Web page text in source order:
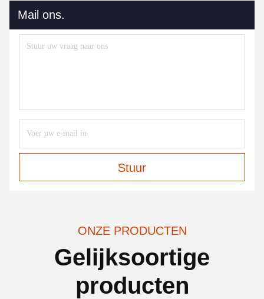
Mail ons.
Stuur
ONZE PRODUCTEN
Gelijksoortige
producten